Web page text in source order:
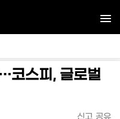
코스피, 글로벌
신고 공유